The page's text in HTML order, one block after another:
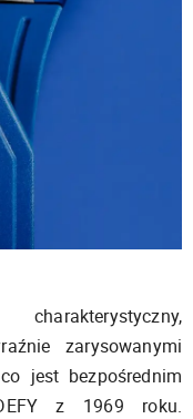
zarysowanymi
jest bezpośrednim
z 1969 roku.